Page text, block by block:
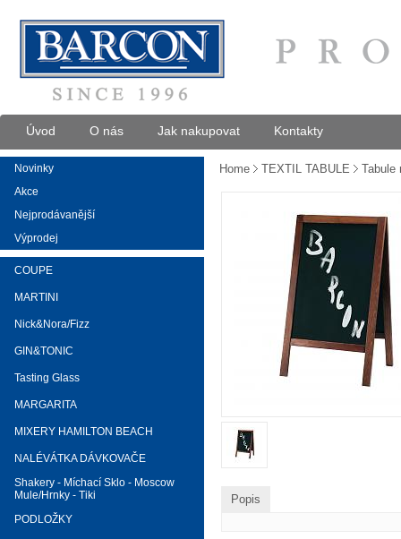
Úvod O nás Jak nakupovat Kontakty
Novinky
Akce
Nejprodávanější
Výprodej
COUPE
MARTINI
Nick&Nora/Fizz
GIN&TONIC
Tasting Glass
MARGARITA
MIXERY HAMILTON BEACH
NALÉVÁTKA DÁVKOVAČE
Shakery - Míchací Sklo - Moscow
Mule/Hrnky - Tiki
PODLOŽKY
Home TEXTIL TABULE Tabule
Popis